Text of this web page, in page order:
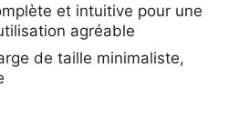
et intuitive pour une
agréable
de taille minimaliste,